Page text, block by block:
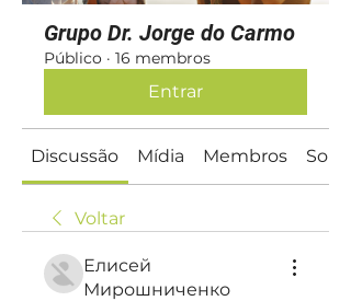
Grupo Dr. Jorge do Carmo
Público · 16 membros
Entrar
Discussão Mídia Membros Sobre
Voltar
Елисей
Мирошниченко